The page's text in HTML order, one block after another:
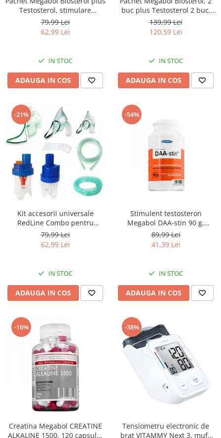
Testosterol, stimulare
testosteron si hormon de
crestere, inhibare estrogen
79,99 Lei
62,99 Lei
IN STOC
ADAUGA IN COS
buc plus Testosterol 2 buc,
stimulare testosteron si
hormon de crestere, inhibare
estrogen
139,99 Lei
120,59 Lei
IN STOC
ADAUGA IN COS
-21%
Kit accesorii universale
RedLine Combo pentru
aparatele de aerosoli cu
compresor, 2 pahare de
nebulizare, furtun 6m si 2m
79,99 Lei
62,99 Lei
IN STOC
ADAUGA IN COS
-54%
Stimulent testosteron
Megabol DAA-stin 90 g,
anabolizant pentru cresterea
masei musculare
89,99 Lei
41,39 Lei
IN STOC
ADAUGA IN COS
-16%
Creatina Megabol CREATINE
ALKALINE 1500, 120 capsule,
-38%
Tensiometru electronic de
brat VITAMMY Next 3, mufa